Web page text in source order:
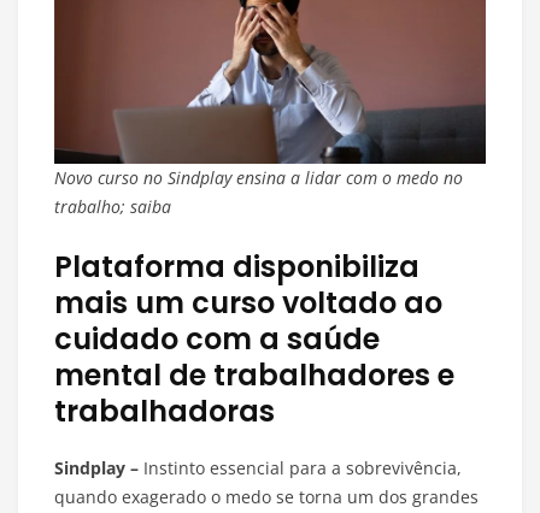
Novo curso no Sindplay ensina a lidar com o medo no
trabalho; saiba
Plataforma disponibiliza
mais um curso voltado ao
cuidado com a saúde
mental de trabalhadores e
trabalhadoras
Sindplay – Instinto essencial para a sobrevivência,
quando exagerado o medo se torna um dos grandes